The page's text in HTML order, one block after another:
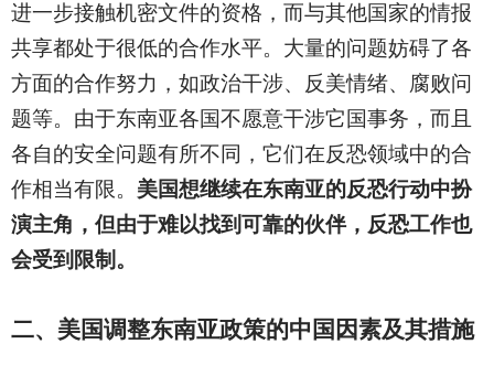
进一步接触机密文件的资格，而与其他国家的情报
共享都处于很低的合作水平。大量的问题妨碍了各
方面的合作努力，如政治干涉、反美情绪、腐败问
题等。由于东南亚各国不愿意干涉它国事务，而且
各自的安全问题有所不同，它们在反恐领域中的合
作相当有限。 美国想继续在东南亚的反恐行动中扮
演主角，但由于难以找到可靠的伙伴，反恐工作也
会受到限制。
二、美国调整东南亚政策的中国因素及其措施